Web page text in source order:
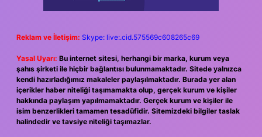
Reklam ve İletişim: Skype: live:.cid.575569c608265c69
Yasal Uyarı: Bu internet sitesi, herhangi bir marka, kurum veya
şahıs şirketi ile hiçbir bağlantısı bulunmamaktadır. Sitede yalnızca
kendi hazırladığımız makaleler paylaşılmaktadır. Burada yer alan
içerikler haber niteliği taşımamakta olup, gerçek kurum ve kişiler
hakkında paylaşım yapılmamaktadır. Gerçek kurum ve kişiler ile
isim benzerlikleri tamamen tesadüfidir. Sitemizdeki bilgiler taslak
halindedir ve tavsiye niteliği taşımazlar.